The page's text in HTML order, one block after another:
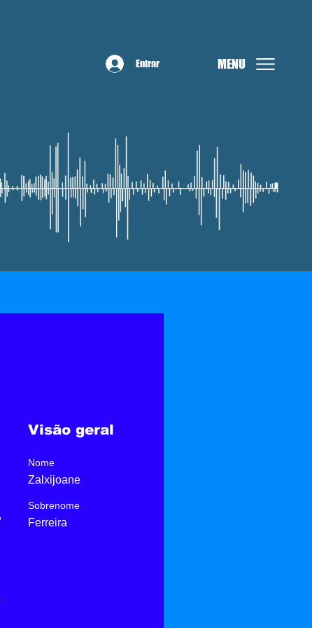
Entrar MENU
Visão geral
Nome
Zalxijoane
Sobrenome
Ferreira